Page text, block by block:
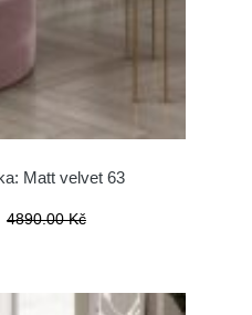
Matt velvet 63
4890.00 Kč